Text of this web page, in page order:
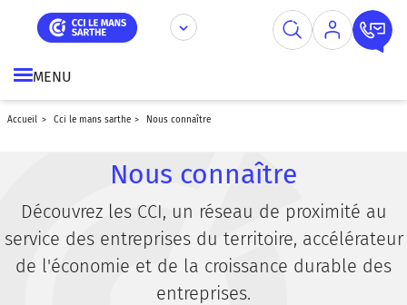
contenu
MENU
accueil cci le mans sarthe nous connaître
Nous connaître
Découvrez les CCI, un réseau de proximité au
service des entreprises du territoire, accélérateur
de l'économie et de la croissance durable des
entreprises.
Panneau de gestion des cookies